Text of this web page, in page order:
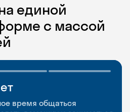
единой
с массой
время общаться